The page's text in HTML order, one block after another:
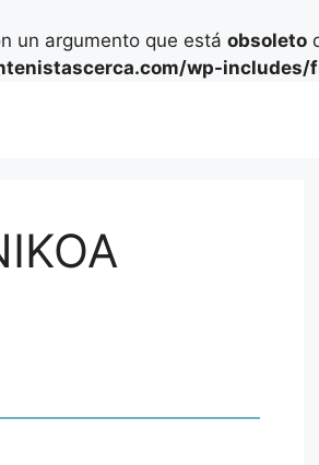
un argumento que está obsoleto
wp-includes/